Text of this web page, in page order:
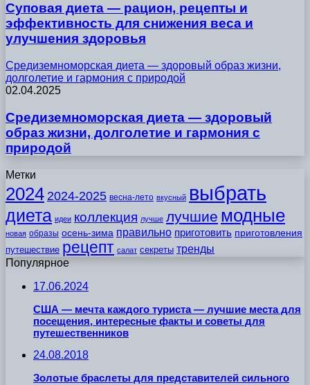
Суповая диета — рацион, рецепты и
эффективность для снижения веса и
улучшения здоровья
Средиземноморская диета — здоровый образ жизни,
долголетие и гармония с природой
02.04.2025
Средиземноморская диета — здоровый
образ жизни, долголетие и гармония с
природой
Метки
2024 2024-2025 весна-лето вкусный выбрать
диета идеи коллекция лучше лучшие модные
новая образы осень-зима правильно приготовить приготовления
путешествие рецепт салат секреты тренды
Популярное
17.06.2024
США — мечта каждого туриста — лучшие места для
посещения, интересные факты и советы для
путешественников
24.08.2018
Золотые браслеты для представителей сильного